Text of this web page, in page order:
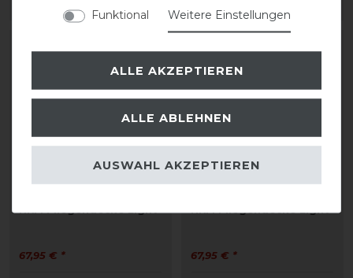
67,95 € * 67,95 € *
Funktional
Weitere Einstellungen
ALLE AKZEPTIEREN
ALLE ABLEHNEN
AUSWAHL AKZEPTIEREN